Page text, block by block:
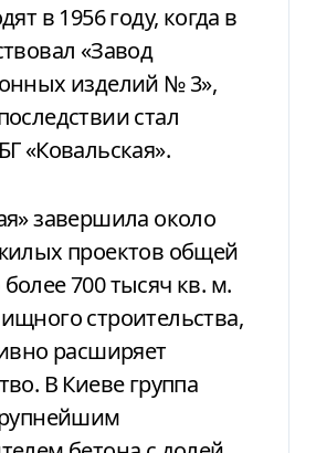
в 1956 году, когда в
«Завод
изделий № 3»,
стал
«Ковальская».
завершила около
проектов общей
700 тысяч кв. м.
строительства,
расширяет
В Киеве группа